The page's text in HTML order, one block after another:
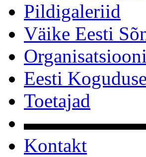
Pildigaleriid
Väike Eesti
Eesti
Toetajad
Kontakt